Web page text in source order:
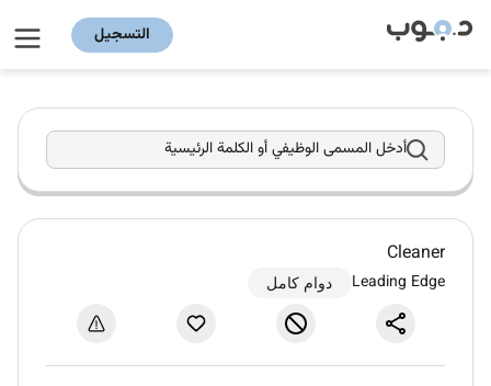
التسجيل
أدخل المسمى الوظيفي أو الكلمة الرئيسية
Cleaner
Leading Edge دوام كامل